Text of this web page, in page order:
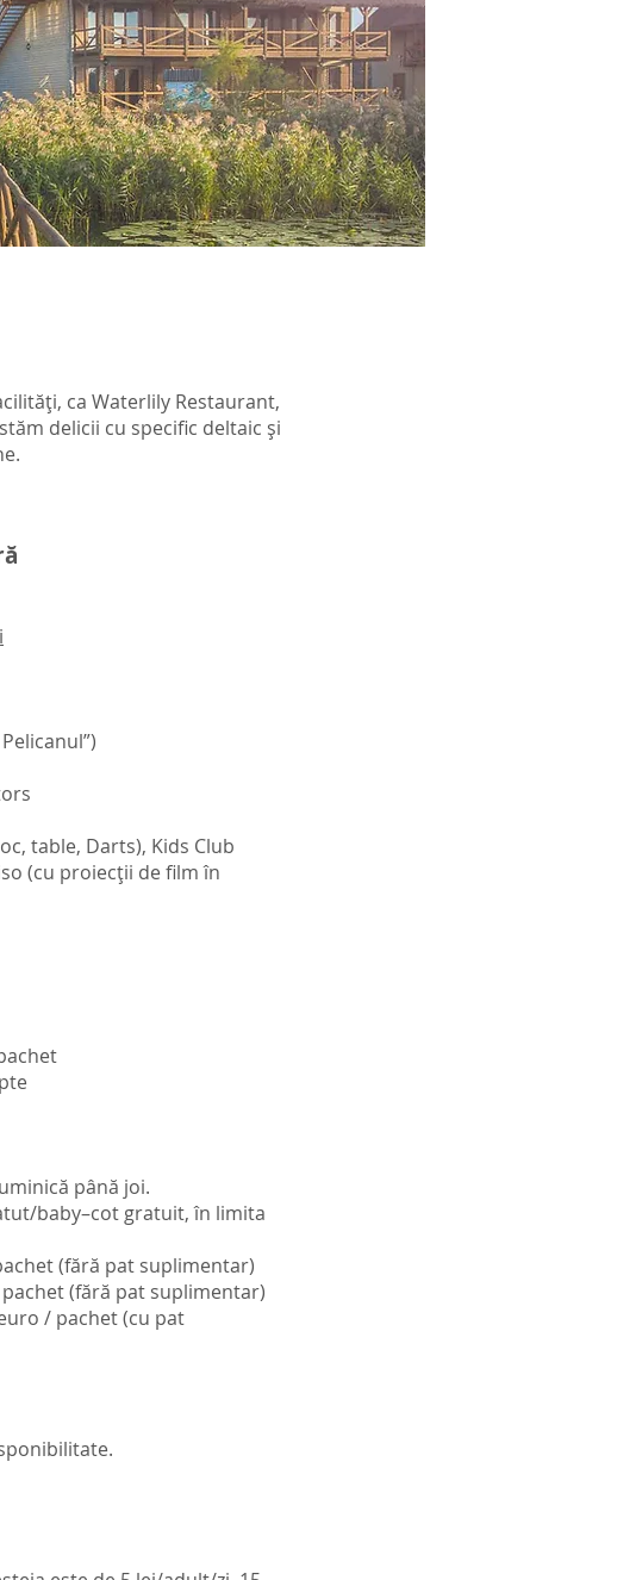
ca Waterlily Restaurant,
delicii cu specific deltaic și
table, Darts), Kids Club
(cu proiecții de film în
până joi.
baby–cot gratuit, în limita
(fără pat suplimentar)
(fără pat suplimentar)
/ pachet (cu pat